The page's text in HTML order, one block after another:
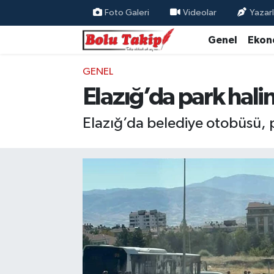
Foto Galeri Videolar
Genel
GENEL
Elazığ’da park
Elazığ’da belediye